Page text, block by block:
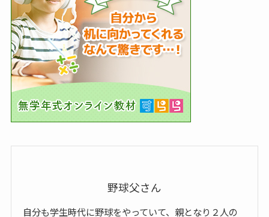
野球父さん
自分も学生時代に野球をやっていて、親となり２人の